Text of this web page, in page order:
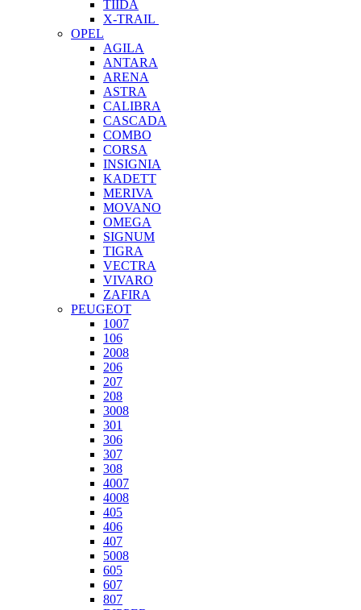
TIIDA
X-TRAIL
OPEL
AGILA
ANTARA
ARENA
ASTRA
CALIBRA
CASCADA
COMBO
CORSA
INSIGNIA
KADETT
MERIVA
MOVANO
OMEGA
SIGNUM
TIGRA
VECTRA
VIVARO
ZAFIRA
PEUGEOT
1007
106
2008
206
207
208
3008
301
306
307
308
4007
4008
405
406
407
5008
605
607
807